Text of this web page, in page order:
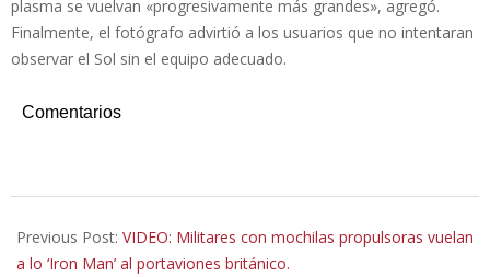
plasma se vuelvan «progresivamente más grandes», agregó.
Finalmente, el fotógrafo advirtió a los usuarios que no intentaran
observar el Sol sin el equipo adecuado.
Comentarios
10-
09
Previous Post: VIDEO: Militares con mochilas propulsoras vuelan
a lo ‘Iron Man’ al portaviones británico.